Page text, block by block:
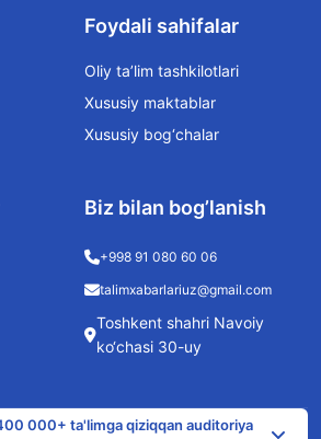
Foydali sahifalar
Oliy ta’lim tashkilotlari
Xususiy maktablar
Xususiy bog‘chalar
Biz bilan bog’lanish
+998 91 080 60 06
talimxabarlariuz@gmail.com
Toshkent shahri Navoiy
ko‘chasi 30-uy
000+ ta'limga qiziqqan auditoriya